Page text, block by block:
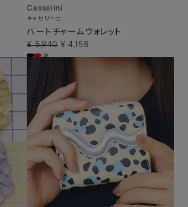
Casselini
キャセリーニ
ハートチャームウォレット
¥ 5,940 ¥ 4,158